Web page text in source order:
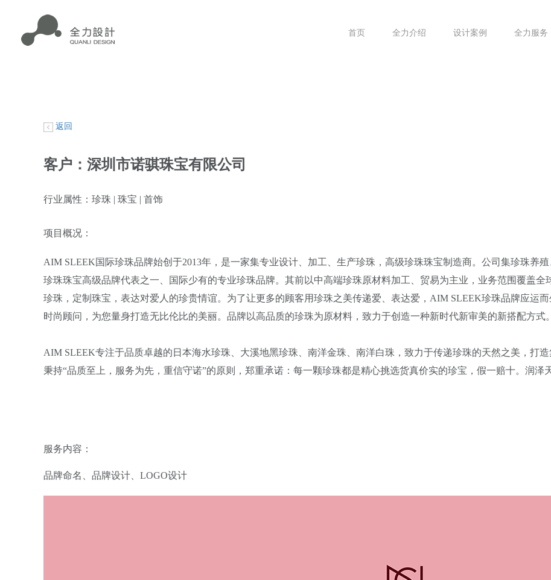
全力服务
设计案例
全力介绍
首页
返回
客户：深圳市诺骐珠宝有限公司
行业属性：珍珠 | 珠宝 | 首饰
项目概况：
AIM SLEEK国际珍珠品牌始创于2013年，是一家集专业设计、加工、生产珍珠，高级珍珠珠宝制造商。公司集珍珠养
珍珠珠宝高级品牌代表之一、国际少有的专业珍珠品牌。其前以中高端珍珠原材料加工、贸易为主业，业务范围覆盖全
珍珠，定制珠宝，表达对爱人的珍贵情谊。为了让更多的顾客用珍珠之美传递爱、表达爱，AIM SLEEK珍珠品牌应运
时尚顾问，为您量身打造无比伦比的美丽。品牌以高品质的珍珠为原材料，致力于创造一种新时代新审美的新搭配方式。
AIM SLEEK专注于品质卓越的日本海水珍珠、大溪地黑珍珠、南洋金珠、南洋白珠，致力于传递珍珠的天然之美，打
秉持“品质至上，服务为先，重信守诺”的原则，郑重承诺：每一颗珍珠都是精心挑选货真价实的珍宝，假一赔十。润泽
服务内容：
品牌命名、品牌设计、LOGO设计